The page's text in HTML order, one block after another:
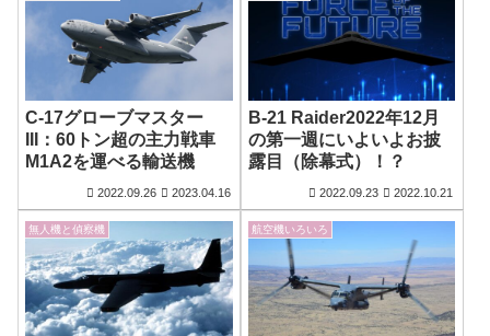
C-17グローブマスター
III：60トン超の主力戦車
M1A2を運べる輸送機
2022.09.26 2023.04.16
B-21 Raider2022年12月
の第一週にいよいよお披
露目（除幕式）！？
2022.09.23 2022.10.21
無人機と偵察機 航空機いろいろ